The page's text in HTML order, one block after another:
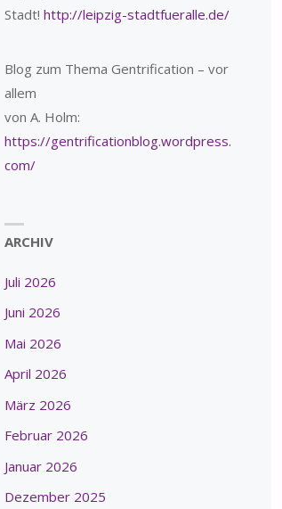
Stadt! http://leipzig-stadtfueralle.de/
Blog zum Thema Gentrification – vor
allem
von A. Holm:
https://gentrificationblog.wordpress.
com/
ARCHIV
Juli 2026
Juni 2026
Mai 2026
April 2026
März 2026
Februar 2026
Januar 2026
Dezember 2025